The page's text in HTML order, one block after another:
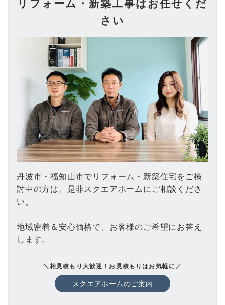
リフォーム・新築工事はお任せくだ
さい
丹波市・福知山市でリフォーム・新築住宅をご検
討中の方は、是非スクエアホームにご相談くださ
い。
地域密着＆安心価格で、お客様のご希望にお答え
します。
＼相見積もり大歓迎！お見積もりはお気軽に／
スクエアホームのご案内